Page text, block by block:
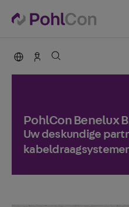
PohlCon international
Contact
PohlCon Benelux
Uw deskundige